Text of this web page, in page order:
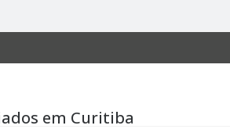
em Curitiba